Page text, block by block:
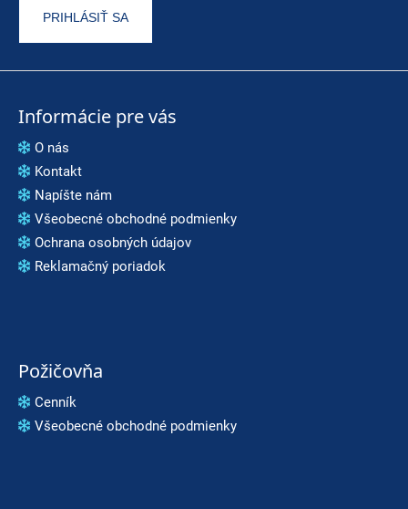
PRIHLÁSIŤ SA
Informácie pre vás
O nás
Kontakt
Napíšte nám
Všeobecné obchodné podmienky
Ochrana osobných údajov
Reklamačný poriadok
Požičovňa
Cenník
Všeobecné obchodné podmienky